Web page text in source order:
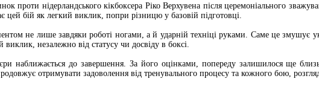
проти нідерландського кікбоксера Ріко Верхувена після церемоніального
цей бій як легкий виклик, попри різницю у базовій підготовці.
не лише завдяки роботі ногами, а й ударній техніці руками. Саме це змушує
незалежно від статусу чи досвіду в боксі.
наближається до завершення. За його оцінками, попереду залишилося ще
отримувати задоволення від тренувального процесу та кожного бою,